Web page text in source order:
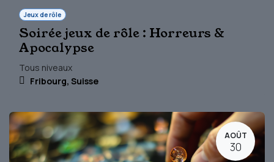
Jeux de rôle
Soirée jeux de rôle : Horreurs &
Apocalypse
Tous niveaux
Fribourg, Suisse
AOÛT
30